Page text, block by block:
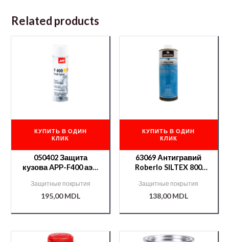
Related products
КУПИТЬ В ОДИН
КЛИК
050402 Защита
кузова APP-F400 аэр.
Защитные покрытия
195,00MDL
КУПИТЬ В ОДИН
КЛИК
63069 Антигравий
Roberlo SILTEX 800
Защитные покрытия
138,00MDL